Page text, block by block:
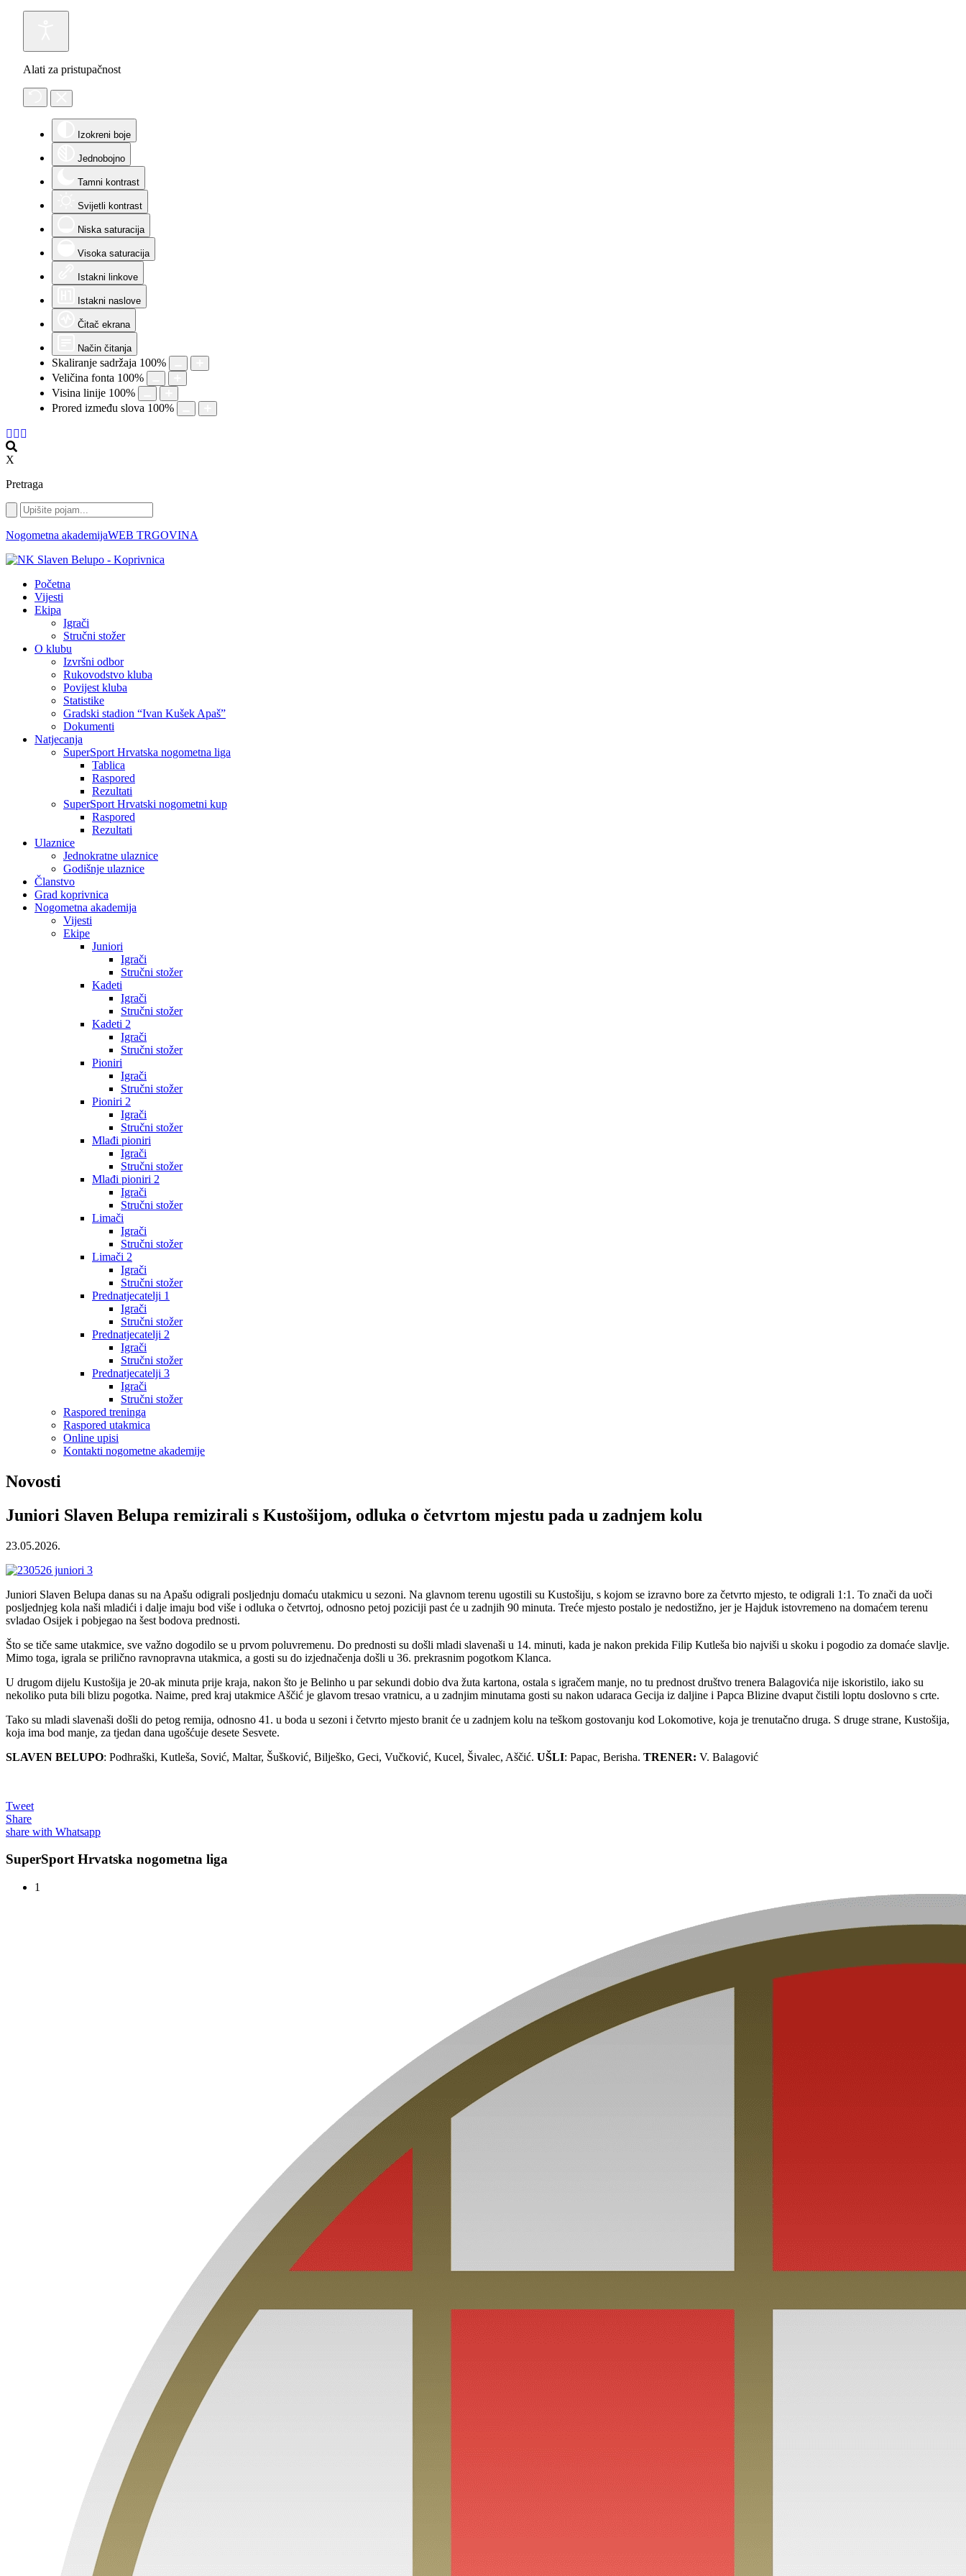
Alati za pristupačnost
Izokreni boje
Jednobojno
Tamni kontrast
Svijetli kontrast
Niska saturacija
Visoka saturacija
Istakni linkove
Istakni naslove
Čitač ekrana
Način čitanja
Skaliranje sadržaja 100%
Veličina fonta 100%
Visina linije 100%
Prored između slova 100%
X
Pretraga
Nogometna akademijaWEB TRGOVINA
Početna
Vijesti
Ekipa
Igrači
Stručni stožer
O klubu
Izvršni odbor
Rukovodstvo kluba
Povijest kluba
Statistike
Gradski stadion “Ivan Kušek Apaš”
Dokumenti
Natjecanja
SuperSport Hrvatska nogometna liga
Tablica
Raspored
Rezultati
SuperSport Hrvatski nogometni kup
Raspored
Rezultati
Ulaznice
Jednokratne ulaznice
Godišnje ulaznice
Članstvo
Grad koprivnica
Nogometna akademija
Vijesti
Ekipe
Juniori
Igrači
Stručni stožer
Kadeti
Igrači
Stručni stožer
Kadeti 2
Igrači
Stručni stožer
Pioniri
Igrači
Stručni stožer
Pioniri 2
Igrači
Stručni stožer
Mlađi pioniri
Igrači
Stručni stožer
Mlađi pioniri 2
Igrači
Stručni stožer
Limači
Igrači
Stručni stožer
Limači 2
Igrači
Stručni stožer
Prednatjecatelji 1
Igrači
Stručni stožer
Prednatjecatelji 2
Igrači
Stručni stožer
Prednatjecatelji 3
Igrači
Stručni stožer
Raspored treninga
Raspored utakmica
Online upisi
Kontakti nogometne akademije
Novosti
Juniori Slaven Belupa remizirali s Kustošijom, odluka o četvrtom mjestu pada u zadnjem kolu
23.05.2026.
Juniori Slaven Belupa danas su na Apašu odigrali posljednju domaću utakmicu u sezoni. Na glavnom terenu ugostili su Kustošiju, s kojom se izravno bore za četvrto mjesto, te odigrali 1:1. To znači da uoči
posljednjeg kola naši mladići i dalje imaju bod više i odluka o četvrtoj, odnosno petoj poziciji past će u zadnjih 90 minuta. Treće mjesto postalo je nedostižno, jer je Hajduk istovremeno na domaćem terenu
svladao Osijek i pobjegao na šest bodova prednosti.
Što se tiče same utakmice, sve važno dogodilo se u prvom poluvremenu. Do prednosti su došli mladi slavenaši u 14. minuti, kada je nakon prekida Filip Kutleša bio najviši u skoku i pogodio za domaće slavlje.
Mimo toga, igrala se prilično ravnopravna utakmica, a gosti su do izjednačenja došli u 36. prekrasnim pogotkom Klanca.
U drugom dijelu Kustošija je 20-ak minuta prije kraja, nakon što je Belinho u par sekundi dobio dva žuta kartona, ostala s igračem manje, no tu prednost društvo trenera Balagovića nije iskoristilo, iako su
nekoliko puta bili blizu pogotka. Naime, pred kraj utakmice Aščić je glavom tresao vratnicu, a u zadnjim minutama gosti su nakon udaraca Gecija iz daljine i Papca Blizine dvaput čistili loptu doslovno s crte.
Tako su mladi slavenaši došli do petog remija, odnosno 41. u boda u sezoni i četvrto mjesto branit će u zadnjem kolu na teškom gostovanju kod Lokomotive, koja je trenutačno druga. S druge strane, Kustošija,
koja ima bod manje, za tjedan dana ugošćuje desete Sesvete.
SLAVEN BELUPO: Podhraški, Kutleša, Sović, Maltar, Šušković, Bilješko, Geci, Vučković, Kucel, Šivalec, Aščić. UŠLI: Papac, Berisha. TRENER: V. Balagović
Tweet
Share
share with Whatsapp
SuperSport Hrvatska nogometna liga
1